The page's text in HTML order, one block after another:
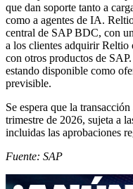
que dan soporte tanto a
como a agentes de IA.
central de SAP BDC, con
a los clientes adquirir
con otros productos de
estando disponible como
previsible.
Se espera que la
trimestre de 2026, sujeta a
incluidas las aprobaciones
Fuente: SAP